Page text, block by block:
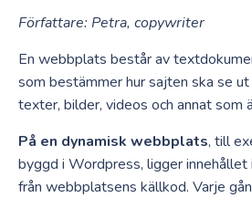
Författare: Petra, copywriter
En webbplats består av
som bestämmer hur sajten ska se
texter, bilder, videos och annat som
På en dynamisk webbplats, till
byggd i Wordpress, ligger
från webbplatsens källkod. Varje